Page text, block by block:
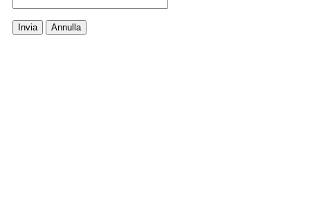
Invia Annulla